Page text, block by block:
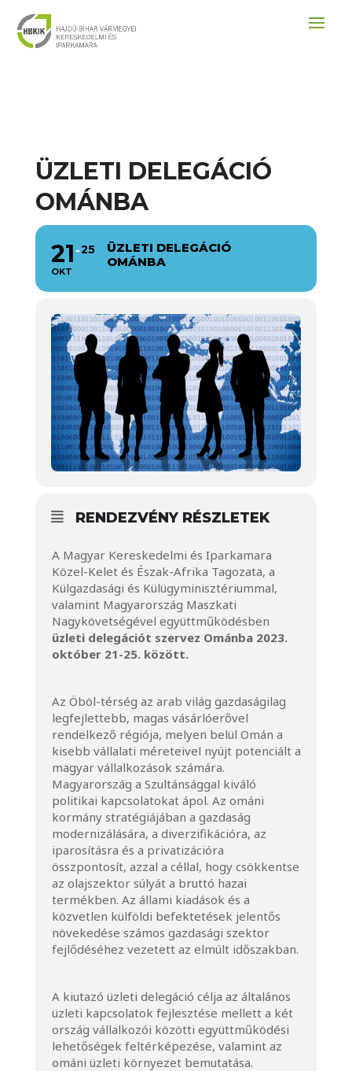
ÜZLETI DELEGÁCIÓ
OMÁNBA
21
OKT
25
ÜZLETI DELEGÁCIÓ
OMÁNBA
RENDEZVÉNY RÉSZLETEK
A Magyar Kereskedelmi és Iparkamara
Közel-Kelet és Észak-Afrika Tagozata, a
Külgazdasági és Külügyminisztériummal,
valamint Magyarország Maszkati
Nagykövetségével együttműködésben
üzleti delegációt szervez Ománba 2023.
október 21-25. között.
Az Öböl-térség az arab világ gazdaságilag
legfejlettebb, magas vásárlóerővel
rendelkező régiója, melyen belül Omán a
kisebb vállalati méreteivel nyújt potenciált a
magyar vállalkozások számára.
Magyarország a Szultánsággal kiváló
politikai kapcsolatokat ápol. Az ománi
kormány stratégiájában a gazdaság
modernizálására, a diverzifikációra, az
iparosításra és a privatizációra
összpontosít, azzal a céllal, hogy csökkentse
az olajszektor súlyát a bruttó hazai
termékben. Az állami kiadások és a
közvetlen külföldi befektetések jelentős
növekedése számos gazdasági szektor
fejlődéséhez vezetett az elmúlt időszakban.
A kiutazó üzleti delegáció célja az általános
üzleti kapcsolatok fejlesztése mellett a két
ország vállalkozói közötti együttműködési
lehetőségek feltérképezése, valamint az
ománi üzleti környezet bemutatása.